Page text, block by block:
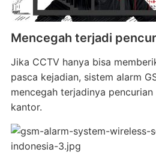
Mencegah terjadi
Jika CCTV hanya bisa
pasca kejadian, sistem alarm
mencegah terjadinya
kantor.